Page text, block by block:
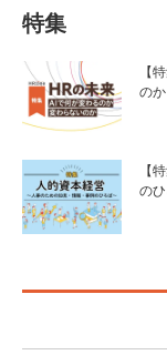
特集
【
のか
【
の